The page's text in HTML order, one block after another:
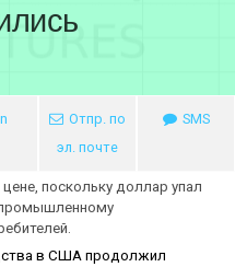
Отпр. по
эл. почте
SMS
поскольку доллар упал
в США продолжил